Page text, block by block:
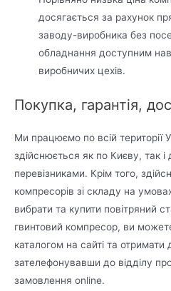
досягається за рахунок
заводу-виробника без
обладнання доступним
виробничих цехів.
Покупка, гарантія,
Ми працюємо по всій території
здійснюється як по Києву, так
перевізниками. Крім того,
компресорів зі складу на
вибрати та купити повітряний
гвинтовий компресор, ви
каталогом на сайті та отримати
зателефонувавши до відділу
замовлення online.